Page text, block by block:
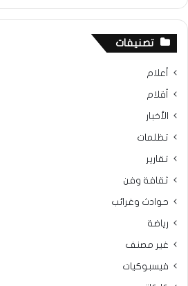
تصنيفات
أعلام
أقلام
الأخبار
تظلمات
تقارير
ثقافة وفن
حوادث وغرائب
رياضة
غير مصنف
فيسبوكيات